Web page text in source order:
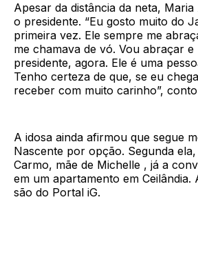
Apesar da distância da neta,
o presidente. “Eu gosto muito do
primeira vez. Ele sempre me
me chamava de vó. Vou abraçar e
presidente, agora. Ele é uma
Tenho certeza de que, se eu
receber com muito carinho”,
A idosa ainda afirmou que segue
Nascente por opção. Segunda
Carmo, mãe de Michelle , já a
em um apartamento em Ceilândia.
são do Portal iG.